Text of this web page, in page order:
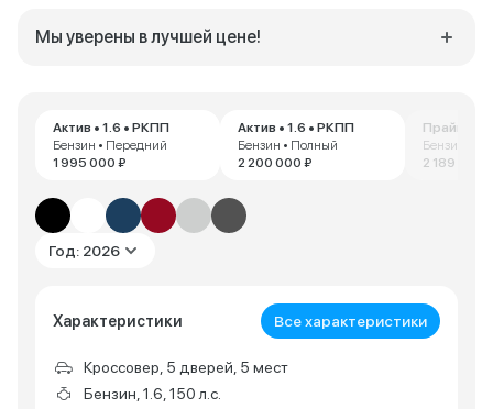
Актив • 1.6 • РКПП
Бензин • Передний
1 995 000 ₽
Актив • 1.6 • РКПП
Бензин • Полный
2 200 000 ₽
Прайм •
Бензин •
2 189 000
Год: 2026
Характеристики Все характеристики
Кроссовер, 5 дверей, 5 мест
Бензин, 1.6, 150 л.с.
Мы уверены в лучшей цене!